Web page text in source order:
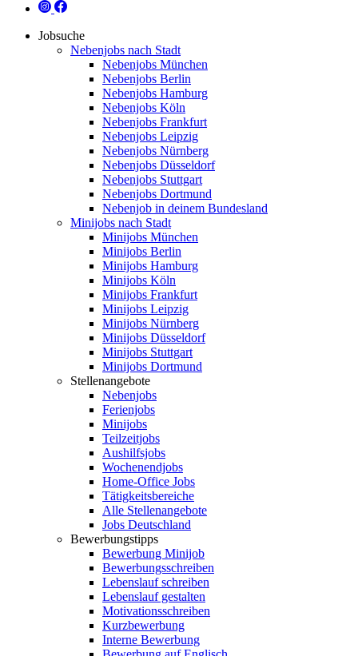
Jobsuche
Nebenjobs nach Stadt
Nebenjobs München
Nebenjobs Berlin
Nebenjobs Hamburg
Nebenjobs Köln
Nebenjobs Frankfurt
Nebenjobs Leipzig
Nebenjobs Nürnberg
Nebenjobs Düsseldorf
Nebenjobs Stuttgart
Nebenjobs Dortmund
Nebenjob in deinem Bundesland
Minijobs nach Stadt
Minijobs München
Minijobs Berlin
Minijobs Hamburg
Minijobs Köln
Minijobs Frankfurt
Minijobs Leipzig
Minijobs Nürnberg
Minijobs Düsseldorf
Minijobs Stuttgart
Minijobs Dortmund
Stellenangebote
Nebenjobs
Ferienjobs
Minijobs
Teilzeitjobs
Aushilfsjobs
Wochenendjobs
Home-Office Jobs
Tätigkeitsbereiche
Alle Stellenangebote
Jobs Deutschland
Bewerbungstipps
Bewerbung Minijob
Bewerbungsschreiben
Lebenslauf schreiben
Lebenslauf gestalten
Motivationsschreiben
Kurzbewerbung
Interne Bewerbung